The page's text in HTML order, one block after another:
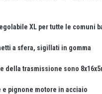
XL per tutte le comuni
a sfera, sigillati in gomma
della trasmissione sono
e pignone motore in acciaio